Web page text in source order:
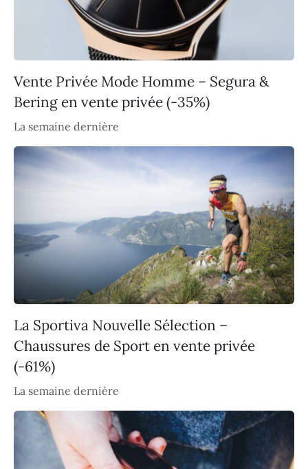
Vente Privée Mode Homme – Segura &
Bering en vente privée (-35%)
La semaine dernière
La Sportiva Nouvelle Sélection –
Chaussures de Sport en vente privée
(-61%)
La semaine dernière